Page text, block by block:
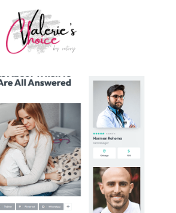
Travel & Culture
& Opmerkelijk
Sport & Duurzaamheid
Gadgets & Tech
Top 5 van Valerie
Health & Beauty
Huis & Tuin